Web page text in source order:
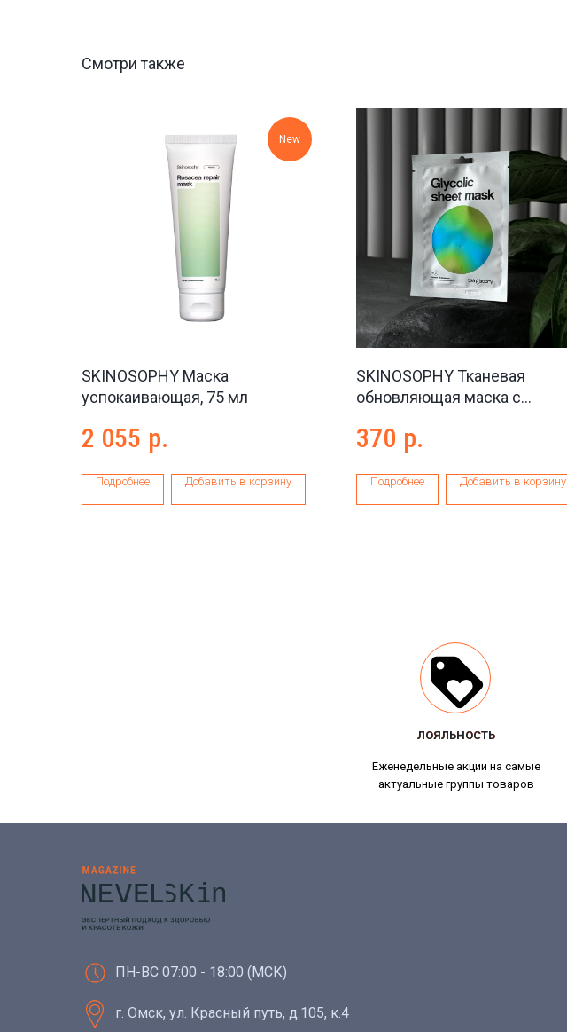
Смотри также
New
SKINOSOPHY Маска
успокаивающая, 75 мл
2 055 р.
Подробнее Добавить в корзину
SKINOSOPHY Тканевая
обновляющая маска с
Glycolic sheet mask, 1 шт
370 р.
Подробнее Добавить в корзину
Еженедельные акции на самые
актуальные группы товаров
ЛОЯЛЬНОСТЬ
ЛОЯЛЬНОСТЬ
г. Омск, ул. Красный путь, д.105, к.4
ПН-ВС 07:00 - 18:00 (МСК)